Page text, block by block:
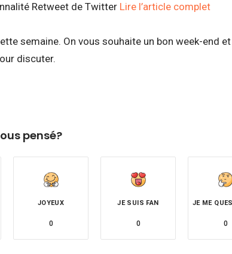
Retweet de Twitter Lire l’article complet
semaine. On vous souhaite un bon week-end
discuter.
pensé?
JOYEUX
0
JE SUIS FAN
0
JE ME
0